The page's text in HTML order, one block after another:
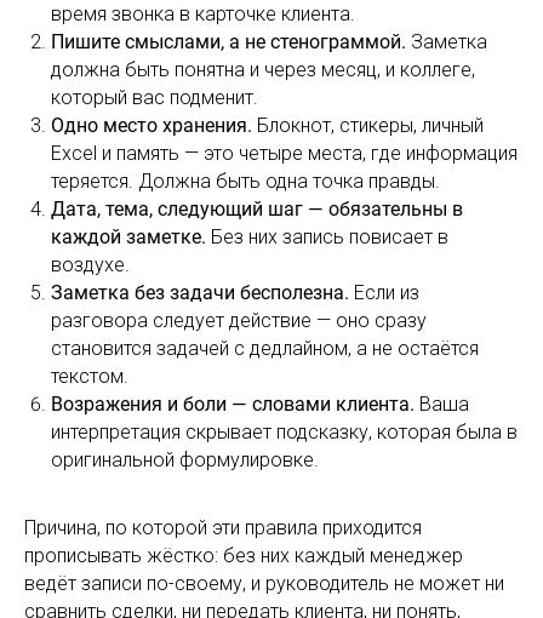
время звонка в карточке клиента.
Пишите смыслами, а не стенограммой. Заметка
должна быть понятна и через месяц, и коллеге,
который вас подменит.
Одно место хранения. Блокнот, стикеры, личный
Excel и память — это четыре места, где информация
теряется. Должна быть одна точка правды.
Дата, тема, следующий шаг — обязательны в
каждой заметке. Без них запись повисает в
воздухе.
Заметка без задачи бесполезна. Если из
разговора следует действие — оно сразу
становится задачей с дедлайном, а не остаётся
текстом.
Возражения и боли — словами клиента. Ваша
интерпретация скрывает подсказку, которая была в
оригинальной формулировке.
Причина, по которой эти правила приходится
прописывать жёстко: без них каждый менеджер
ведёт записи по-своему, и руководитель не может ни
сравнить сделки, ни передать клиента, ни понять,